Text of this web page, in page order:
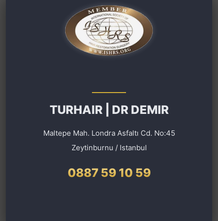
TURHAIR | DR DEMIR
Maltepe Mah. Londra Asfaltı Cd. No:45
Zeytinburnu / Istanbul
0887 59 10 59